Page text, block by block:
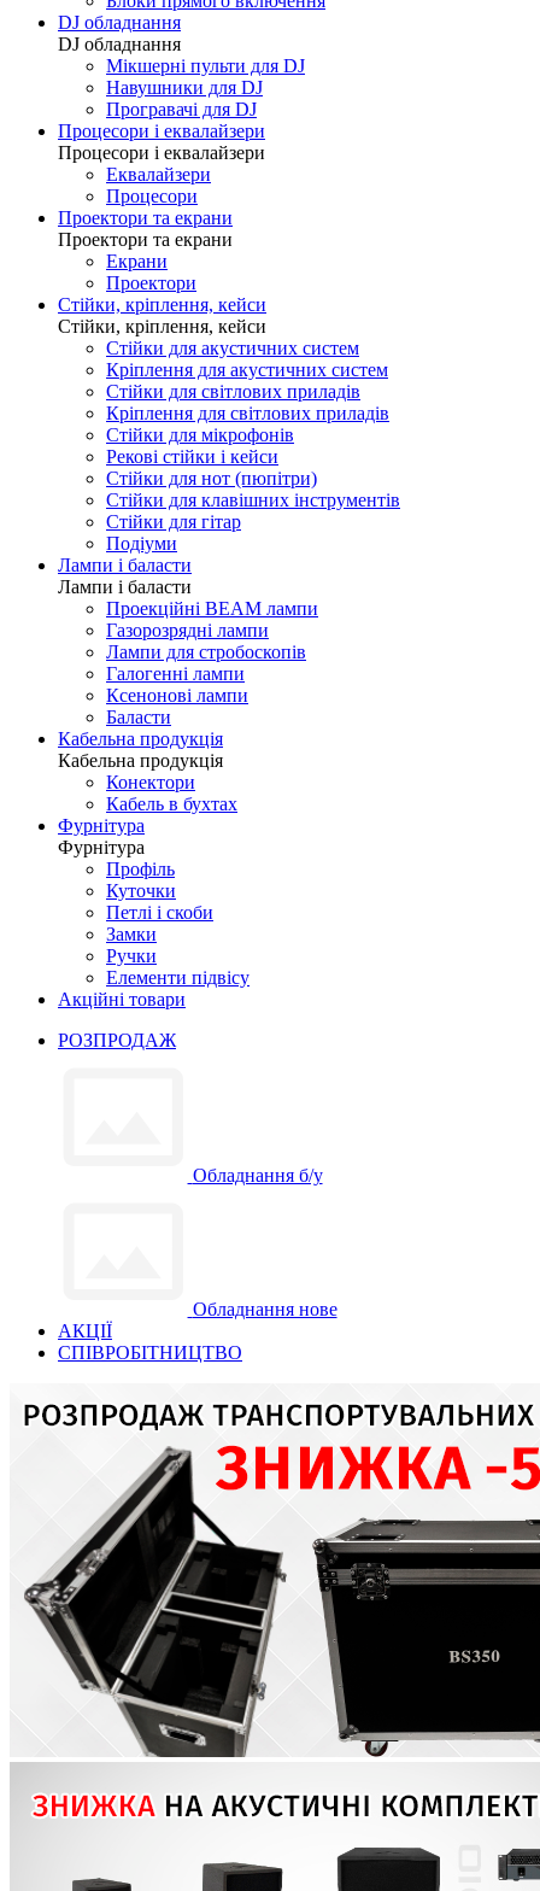
DJ обладнання
DJ обладнання
Мікшерні пульти для DJ
Навушники для DJ
Програвачі для DJ
Процесори і еквалайзери
Процесори і еквалайзери
Еквалайзери
Процесори
Проектори та екрани
Проектори та екрани
Екрани
Проектори
Стійки, кріплення, кейси
Стійки, кріплення, кейси
Стійки для акустичних систем
Кріплення для акустичних систем
Стійки для світлових приладів
Кріплення для світлових приладів
Стійки для мікрофонів
Рекові стійки і кейси
Стійки для нот (пюпітри)
Стійки для клавішних інструментів
Стійки для гітар
Подіуми
Лампи і баласти
Лампи і баласти
Проекційні BEAM лампи
Газорозрядні лампи
Лампи для стробоскопів
Галогенні лампи
Ксенонові лампи
Баласти
Кабельна продукція
Кабельна продукція
Конектори
Кабель в бухтах
Фурнітура
Фурнітура
Профіль
Куточки
Петлі і скоби
Замки
Ручки
Елементи підвісу
Акційні товари
РОЗПРОДАЖ
Обладнання б/у
Обладнання нове
АКЦІЇ
СПІВРОБІТНИЦТВО